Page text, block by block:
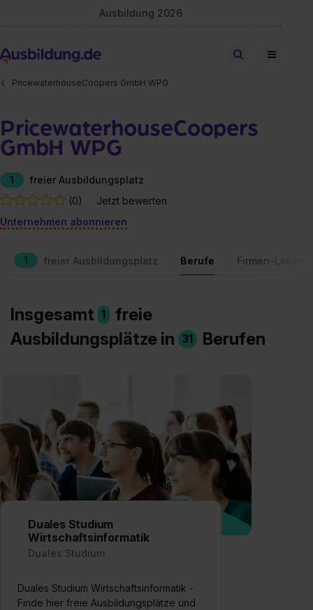
Ausbildung 2026
Stellen finden
PricewaterhouseCoopers GmbH WPG
PricewaterhouseCoopers
GmbH WPG
1
freier Ausbildungsplatz
(0)
Jetzt bewerten
Unternehmen abonnieren
1 freier Ausbildungsplatz Berufe Firmen-
Insgesamt 1
freie
Ausbildungsplätze in 31 Berufen
Duales Studium
Wirtschaftsinformatik
Duales Studium
Duales Studium Wirtschaftsinformatik -
Finde hier freie Ausbildungsplätze und